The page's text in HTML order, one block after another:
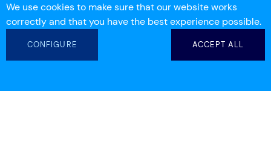
We use cookies to make sure that our website works
correctly and that you have the best experience possible.
CONFIGURE ACCEPT ALL